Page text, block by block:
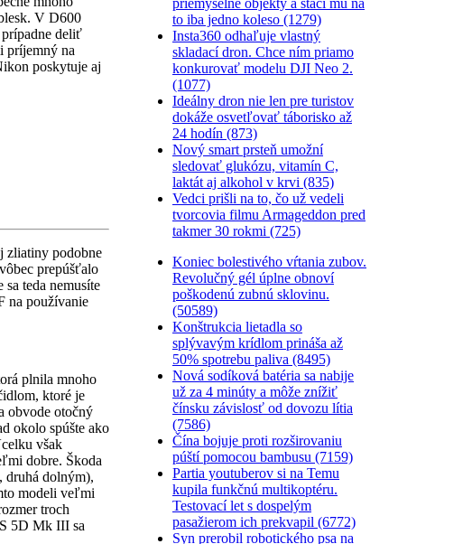
V D600
prípadne deliť
príjemný na
poskytuje aj
zliatiny podobne
prepúšťalo
teda nemusíte
na používanie
plnila mnoho
ktoré je
obvode otočný
okolo spúšte ako
však
dobre. Škoda
druhá dolným),
modeli veľmi
troch
5D Mk III sa
to iba jedno koleso (1279)
Insta360 odhaľuje vlastný
skladací dron. Chce ním priamo
konkurovať modelu DJI Neo 2.
(1077)
Ideálny dron nie len pre turistov
dokáže osvetľovať táborisko až
24 hodín (873)
Nový smart prsteň umožní
sledovať glukózu, vitamín C,
laktát aj alkohol v krvi (835)
Vedci prišli na to, čo už vedeli
tvorcovia filmu Armageddon pred
takmer 30 rokmi (725)
Koniec bolestivého vŕtania zubov.
Revolučný gél úplne obnoví
poškodenú zubnú sklovinu.
(50589)
Konštrukcia lietadla so
splývavým krídlom prináša až
50% spotrebu paliva (8495)
Nová sodíková batéria sa nabije
už za 4 minúty a môže znížiť
čínsku závislosť od dovozu lítia
(7586)
Čína bojuje proti rozširovaniu
púští pomocou bambusu (7159)
Partia youtuberov si na Temu
kupila funkčnú multikoptéru.
Testovací let s dospelým
pasažierom ich prekvapil (6772)
Syn prerobil robotického psa na